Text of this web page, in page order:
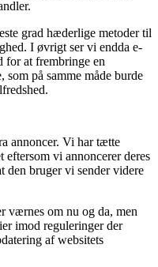
grad hæderlige metoder til
I øvrigt ser vi endda e-
for at frembringe en
som på samme måde burde
annoncer. Vi har tætte
eftersom vi annoncerer deres
den bruger vi sender videre
værnes om nu og da, men
imod reguleringer der
af websitets